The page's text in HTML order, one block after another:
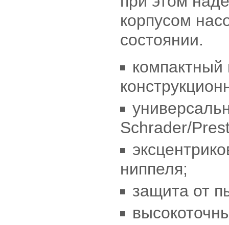
корпусом
состоянии.
компактный
Schrader/
ниппеля;
защита от